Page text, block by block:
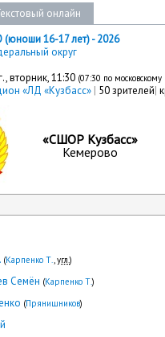
онлайн
(юноши 16-17 лет) - 2026
округ
вторник, 11:30 (07:30 по
«ЛД «Кузбасс» | 50 зрителей|
«СШОР Кузбасс»
Кемерово
(Карпенко Т.,угл.)
Семён (Карпенко Т.)
(Прянишников)